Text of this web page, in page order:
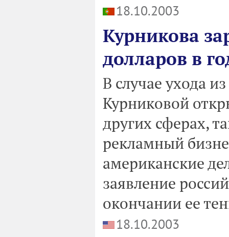
18.10.2003
Курникова
долларов в
В случае ухода
Курниковой
других сферах,
рекламный
американские
заявление
окончании ее
18.10.2003